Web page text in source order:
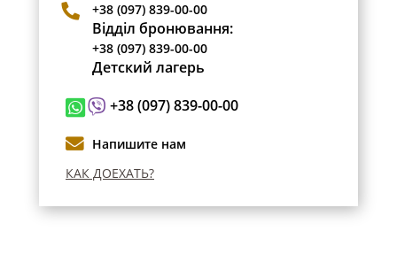
+38 (097) 839-00-00
Відділ бронювання:
+38 (097) 839-00-00
Детский лагерь
+38 (097) 839-00-00
Напишите нам
КАК ДОЕХАТЬ?